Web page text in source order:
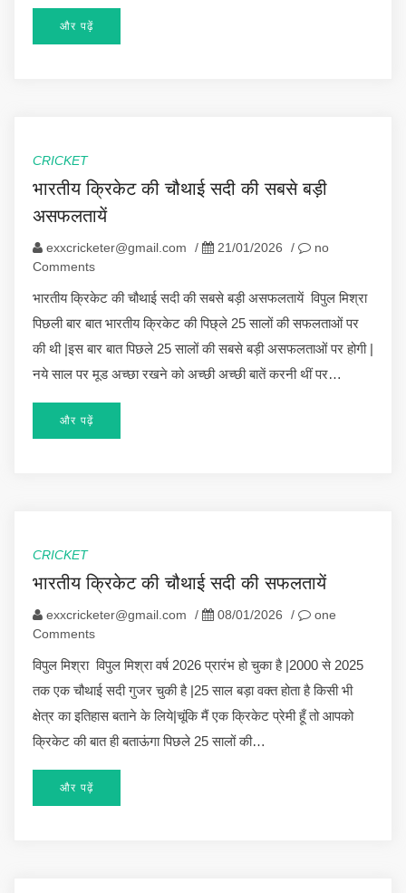
और पढ़ें
CRICKET
भारतीय क्रिकेट की चौथाई सदी की सबसे बड़ी
असफलतायें
exxcricketer@gmail.com / 21/01/2026 /
no
Comments
भारतीय क्रिकेट की चौथाई सदी की सबसे बड़ी असफलतायें विपुल मिश्रा
पिछली बार बात भारतीय क्रिकेट की पिछ्ले 25 सालों की सफलताओं पर
की थी |इस बार बात पिछले 25 सालों की सबसे बड़ी असफलताओं पर होगी |
नये साल पर मूड अच्छा रखने को अच्छी अच्छी बातें करनी थीं पर…
और पढ़ें
CRICKET
भारतीय क्रिकेट की चौथाई सदी की सफलतायें
exxcricketer@gmail.com / 08/01/2026 /
one
Comments
विपुल मिश्रा विपुल मिश्रा वर्ष 2026 प्रारंभ हो चुका है |2000 से 2025
तक एक चौथाई सदी गुजर चुकी है |25 साल बड़ा वक्त होता है किसी भी
क्षेत्र का इतिहास बताने के लिये|चूंकि मैं एक क्रिकेट प्रेमी हूँ तो आपको
क्रिकेट की बात ही बताऊंगा पिछले 25 सालों की…
और पढ़ें